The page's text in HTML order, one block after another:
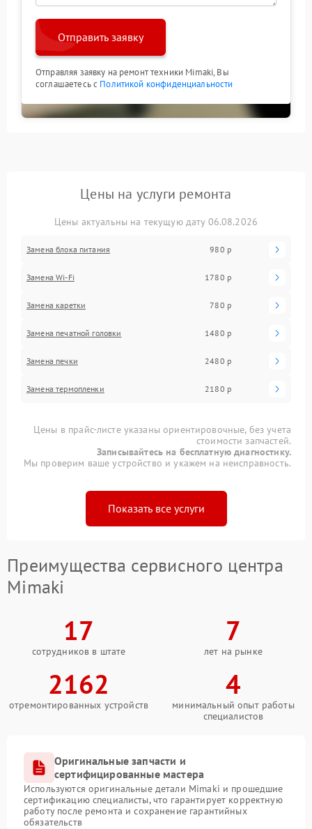
Отправить заявку
Отправляя заявку на ремонт техники Mimaki, Вы
соглашаетесь с Политикой конфиденциальности
Цены на услуги ремонта
Цены актуальны на текущую дату 06.08.2026
Замена блока питания 980 р
Замена Wi-Fi 1780 р
Замена каретки 780 р
Замена печатной головки 1480 р
Замена печки 2480 р
Замена термопленки 2180 р
Цены в прайс-листе указаны ориентировочные, без учета
стоимости запчастей.
Записывайтесь на бесплатную диагностику.
Мы проверим ваше устройство и укажем на неисправность.
Показать все услуги
Преимущества сервисного центра
Mimaki
17
сотрудников в штате
7
лет на рынке
2162
отремонтированных устройств
4
минимальный опыт работы
специалистов
Оригинальные запчасти и
сертифицированные мастера
Используются оригинальные детали Mimaki и прошедшие
сертификацию специалисты, что гарантирует корректную
работу после ремонта и сохранение гарантийных
обязательств